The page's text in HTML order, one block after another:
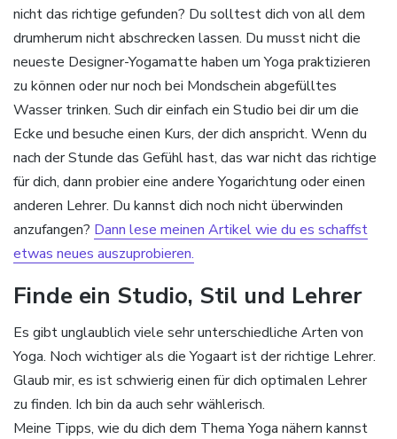
nicht das richtige gefunden? Du solltest dich von all dem
drumherum nicht abschrecken lassen. Du musst nicht die
neueste Designer-Yogamatte haben um Yoga praktizieren
zu können oder nur noch bei Mondschein abgefülltes
Wasser trinken. Such dir einfach ein Studio bei dir um die
Ecke und besuche einen Kurs, der dich anspricht. Wenn du
nach der Stunde das Gefühl hast, das war nicht das richtige
für dich, dann probier eine andere Yogarichtung oder einen
anderen Lehrer. Du kannst dich noch nicht überwinden
anzufangen? Dann lese meinen Artikel wie du es schaffst
etwas neues auszuprobieren.
Finde ein Studio, Stil und Lehrer
Es gibt unglaublich viele sehr unterschiedliche Arten von
Yoga. Noch wichtiger als die Yogaart ist der richtige Lehrer.
Glaub mir, es ist schwierig einen für dich optimalen Lehrer
zu finden. Ich bin da auch sehr wählerisch.
Meine Tipps, wie du dich dem Thema Yoga nähern kannst